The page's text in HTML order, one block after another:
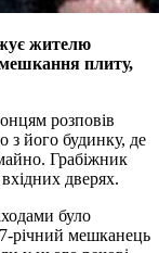
жителю
плиту,
розповів
з його будинку, де
Грабіжник
дверях.
було
річний мешканець